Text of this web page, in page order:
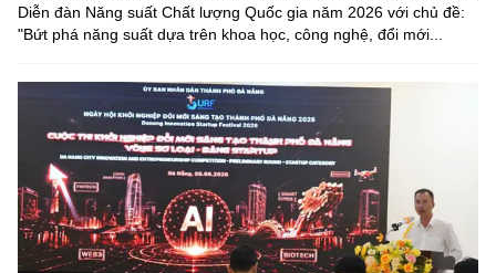
Diễn đàn Năng suất Chất lượng Quốc gia năm 2026 với chủ đề:
"Bứt phá năng suất dựa trên khoa học, công nghệ, đổi mới...